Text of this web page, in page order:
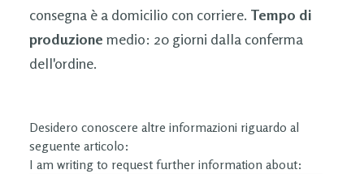
consegna è a domicilio con corriere. Tempo di
produzione medio: 20 giorni dalla conferma
dell'ordine.
Desidero conoscere altre informazioni riguardo al
seguente articolo:
I am writing to request further information about: